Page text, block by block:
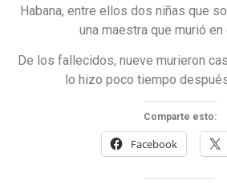
Habana, entre ellos dos niñas que
una maestra que murió en
De los fallecidos, nueve murieron
lo hizo poco tiempo
Comparte esto:
Facebook